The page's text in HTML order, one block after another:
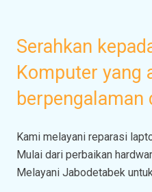
Serahkan
Komputer yang
berpengalaman
Kami melayani reparasi
Mulai dari perbaikan
Melayani Jabodetabek